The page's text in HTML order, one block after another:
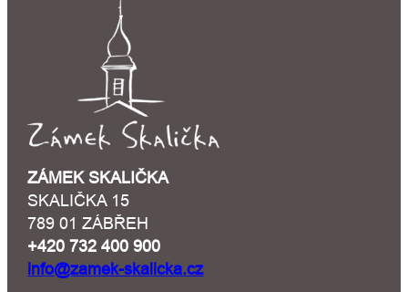
ZÁMEK SKALIČKA
SKALIČKA 15
789 01 ZÁBŘEH
+420 732 400 900
info@zamek-skalicka.cz